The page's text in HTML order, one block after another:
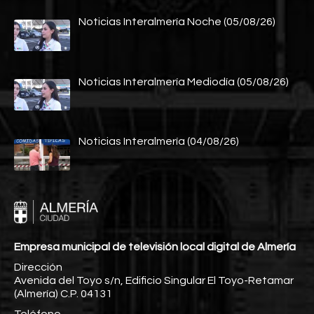
Noticias Interalmería Noche (05/08/26)
Noticias Interalmería Mediodía (05/08/26)
Noticias Interalmería (04/08/26)
Empresa municipal de televisión local digital de Almería
Dirección
Avenida del Toyo s/n, Edificio Singular El Toyo-Retamar
(Almería) C.P. 04131